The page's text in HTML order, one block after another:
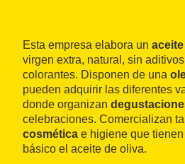
Esta empresa elabora un
virgen extra, natural, sin
colorantes. Disponen de una
pueden adquirir las diferentes
donde organizan
celebraciones. Comercializan
cosmética e higiene que
básico el aceite de oliva.